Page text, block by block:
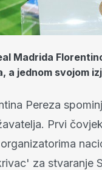
Madrida
a jednom svojom
Pereza
Prvi
za stvaranje